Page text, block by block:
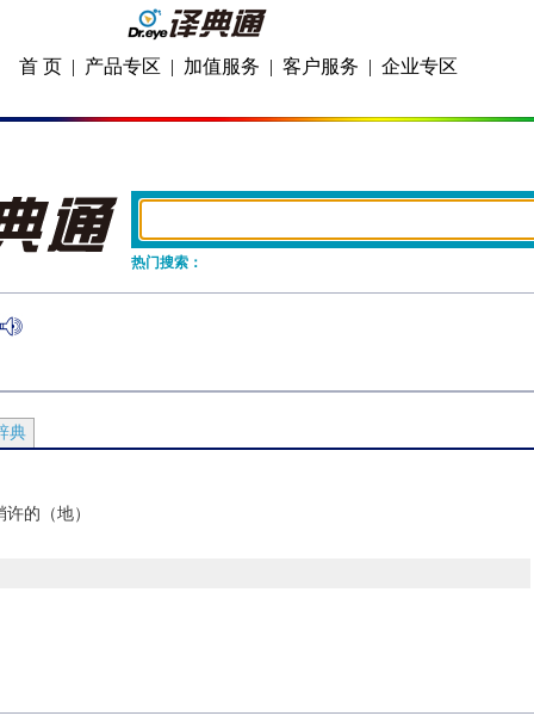
首 页 | 产品专区 | 加值服务 | 客户服务 | 企业专区
热门搜索：
典
的（地）